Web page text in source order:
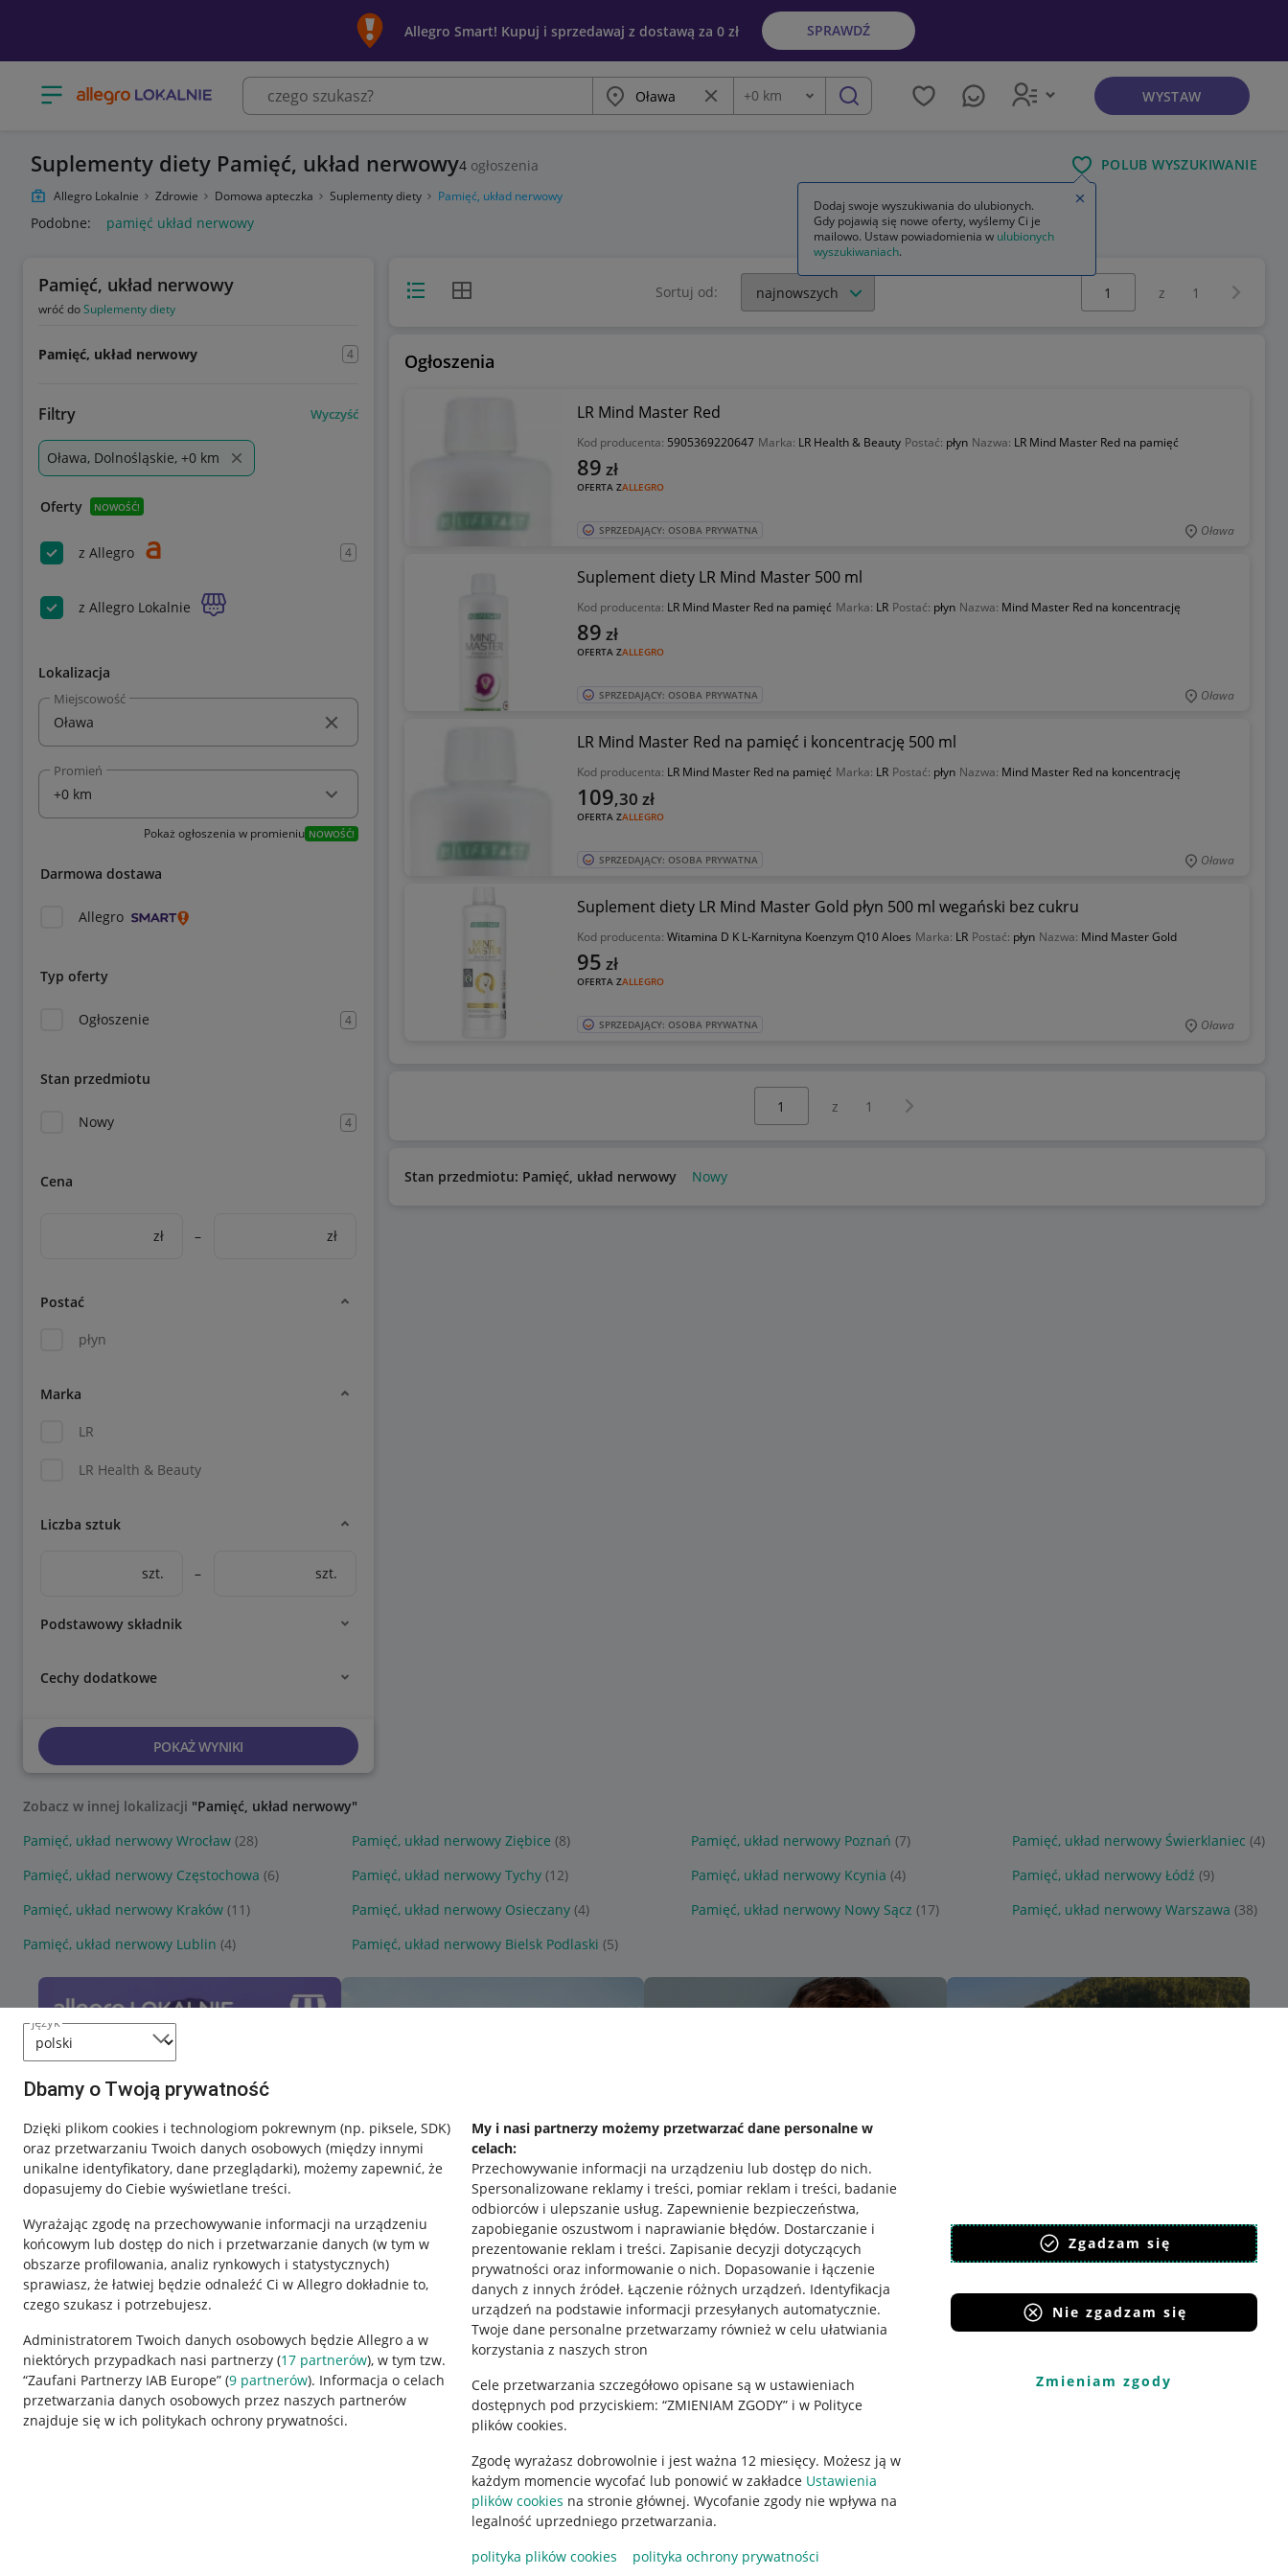
język
Dbamy o Twoją prywatność
Dzięki plikom cookies i technologiom pokrewnym (np. piksele, SDK)
oraz przetwarzaniu Twoich danych osobowych (między innymi
unikalne identyfikatory, dane przeglądarki), możemy zapewnić, że
dopasujemy do Ciebie wyświetlane treści.
Wyrażając zgodę na przechowywanie informacji na urządzeniu
końcowym lub dostęp do nich i przetwarzanie danych (w tym w
obszarze profilowania, analiz rynkowych i statystycznych)
sprawiasz, że łatwiej będzie odnaleźć Ci w Allegro dokładnie to,
czego szukasz i potrzebujesz.
Administratorem Twoich danych osobowych będzie Allegro a w
niektórych przypadkach nasi partnerzy (17 partnerów), w tym tzw.
“Zaufani Partnerzy IAB Europe” (9 partnerów). Informacja o celach
przetwarzania danych osobowych przez naszych partnerów
znajduje się w ich politykach ochrony prywatności.
My i nasi partnerzy możemy przetwarzać dane personalne w
celach:
Przechowywanie informacji na urządzeniu lub dostęp do nich.
Spersonalizowane reklamy i treści, pomiar reklam i treści, badanie
odbiorców i ulepszanie usług. Zapewnienie bezpieczeństwa,
zapobieganie oszustwom i naprawianie błędów. Dostarczanie i
prezentowanie reklam i treści. Zapisanie decyzji dotyczących
prywatności oraz informowanie o nich. Dopasowanie i łączenie
danych z innych źródeł. Łączenie różnych urządzeń. Identyfikacja
urządzeń na podstawie informacji przesyłanych automatycznie.
Twoje dane personalne przetwarzamy również w celu ułatwiania
korzystania z naszych stron
Cele przetwarzania szczegółowo opisane są w ustawieniach
dostępnych pod przyciskiem: “ZMIENIAM ZGODY” i w Polityce
plików cookies.
Zgodę wyrażasz dobrowolnie i jest ważna 12 miesięcy. Możesz ją w
każdym momencie wycofać lub ponowić w zakładce Ustawienia
plików cookies na stronie głównej. Wycofanie zgody nie wpływa na
legalność uprzedniego przetwarzania.
polityka plików cookies
polityka ochrony prywatności
Zgadzam się
Nie zgadzam się
Zmieniam zgody
Allegro Smart! Kupuj i sprzedawaj z dostawą za 0 zł SPRAWDŹ
Otwórz menu z kategoriami Miasto Wyczyść frazę
Odległość
+0 km szukaj WYSTAW
Suplementy diety Pamięć, układ nerwowy4 ogłoszenia POLUB WYSZUKIWANIE
Allegro Lokalnie Zdrowie Domowa apteczka Suplementy diety Pamięć, układ nerwowy
Podobne: pamięć układ nerwowy
Pamięć, układ nerwowy
wróć doSuplementy diety
Pamięć, układ nerwowy 4
Filtry Wyczyść
Oława, Dolnośląskie, +0 km
Oferty NOWOŚĆ!
z Allegro 4
z Allegro Lokalnie
Lokalizacja
Miejscowość
Promień
Pokaż ogłoszenia w promieniu NOWOŚĆ!
Darmowa dostawa
Allegro
Typ oferty
Ogłoszenie 4
Stan przedmiotu
Nowy 4
Cena
zł – zł
Postać
płyn
Marka
LR
LR Health & Beauty
Liczba sztuk
szt. – szt.
Podstawowy składnik
Cechy dodatkowe
POKAŻ WYNIKI
Widok listyWidok siatki Sortuj od:
Wybierz stronę:
z 1
Ogłoszenia
LR Mind Master Red
Kod producenta: 5905369220647 Marka: LR Health & Beauty Postać: płyn Nazwa: LR Mind Master Red na pamięć
OFERTA ZALLEGRO
89 zł
SPRZEDAJĄCY: OSOBA PRYWATNA Oława
Suplement diety LR Mind Master 500 ml
Kod producenta: LR Mind Master Red na pamięć Marka: LR Postać: płyn Nazwa: Mind Master Red na koncentrację
OFERTA ZALLEGRO
89 zł
SPRZEDAJĄCY: OSOBA PRYWATNA Oława
LR Mind Master Red na pamięć i koncentrację 500 ml
Kod producenta: LR Mind Master Red na pamięć Marka: LR Postać: płyn Nazwa: Mind Master Red na koncentrację
OFERTA ZALLEGRO
109,30 zł
SPRZEDAJĄCY: OSOBA PRYWATNA Oława
Suplement diety LR Mind Master Gold płyn 500 ml wegański bez cukru
Kod producenta: Witamina D K L-Karnityna Koenzym Q10 Aloes Marka: LR Postać: płyn Nazwa: Mind Master Gold
OFERTA ZALLEGRO
95 zł
SPRZEDAJĄCY: OSOBA PRYWATNA Oława
z 1 Następna strona
Stan przedmiotu: Pamięć, układ nerwowy Nowy
Zobacz w innej lokalizacji "Pamięć, układ nerwowy"
Pamięć, układ nerwowy Wrocław (28) Pamięć, układ nerwowy Ziębice (8) Pamięć, układ nerwowy Poznań (7) Pamięć, układ nerwowy Świerklaniec (4)
Pamięć, układ nerwowy Częstochowa (6) Pamięć, układ nerwowy Tychy (12) Pamięć, układ nerwowy Kcynia (4) Pamięć, układ nerwowy Łódź (9)
Pamięć, układ nerwowy Kraków (11) Pamięć, układ nerwowy Osieczany (4) Pamięć, układ nerwowy Nowy Sącz (17) Pamięć, układ nerwowy Warszawa (38)
Pamięć, układ nerwowy Lublin (4) Pamięć, układ nerwowy Bielsk Podlaski (5)
Przydatne informacje
Jak to działa
Napisz do nas
Allegro Gadane dla sprzedających
Regulamin
Polityka plików "cookies"
Ustawienia plików "cookies"
Udostępnianie lokalizacji
Informacje dla Aktu o Usługach Cyfrowych
Pobierz aplikację
Dodaj swoje wyszukiwania do ulubionych.
Gdy pojawią się nowe oferty, wyślemy Ci je
mailowo. Ustaw powiadomienia w ulubionych
wyszukiwaniach.
Zamknij wskazówkę